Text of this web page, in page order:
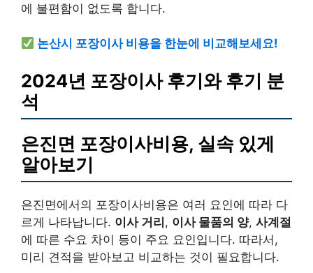
에 불편함이 없도록 합니다.
논산시 포장이사 비용을 한눈에 비교해보세요!
2024년 포장이사 후기와 후기 분
석
은진면 포장이사비용, 실속 있게
알아보기
은진면에서의 포장이사비용은 여러 요인에 따라 다
르게 나타납니다. 이사 거리, 이사 물품의 양, 사계절
에 따른 수요 차이 등이 주요 요인입니다. 따라서,
미리 견적을 받아보고 비교하는 것이 필요합니다.